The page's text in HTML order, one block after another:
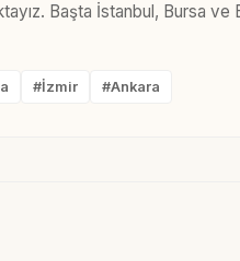
Başta İstanbul, Bursa
#İzmir #Ankara